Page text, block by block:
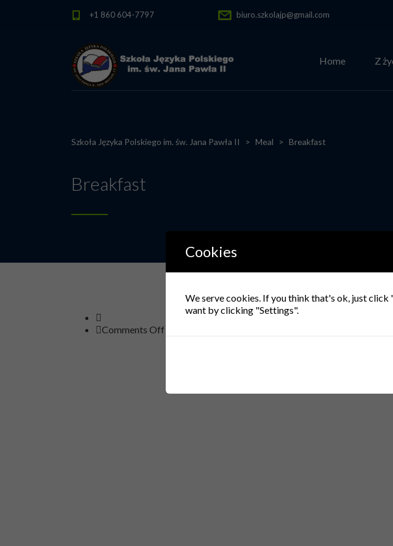
+1 860 604-7797 biuro.szkolajp@gmail.com
Home Z
Szkoła Języka Polskiego im. św. Jana Pawła II > Meal > Breakfast
Breakfast
Comments Off
Cookies
We serve cookies. If you think that's ok, just click
want by clicking "Settings".